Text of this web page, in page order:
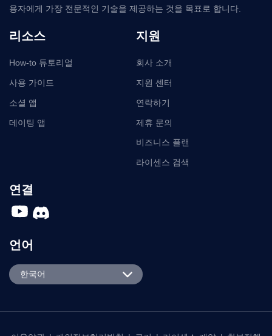
용자에게 가장 전문적인 기술을 제공하는 것을 목표로 합니다.
리소스
How-to 튜토리얼
사용 가이드
소셜 앱
데이팅 앱
지원
회사 소개
지원 센터
연락하기
제휴 문의
비즈니스 플랜
라이센스 검색
연결
언어
한국어
Português
日本語